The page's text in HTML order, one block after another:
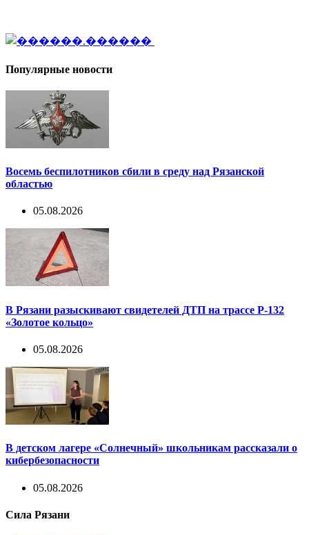
Популярные новости
Восемь беспилотников сбили в среду над Рязанской
областью
05.08.2026
В Рязани разыскивают свидетелей ДТП на трассе Р-132
«Золотое кольцо»
05.08.2026
В детском лагере «Солнечный» школьникам рассказали о
кибербезопасности
05.08.2026
Сила Рязани